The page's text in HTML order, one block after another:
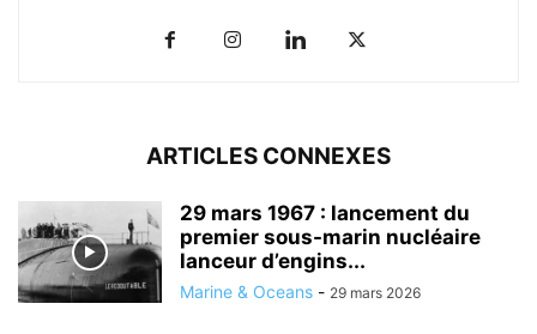
ARTICLES CONNEXES
29 mars 1967 : lancement du
premier sous-marin nucléaire
lanceur d’engins...
Marine & Oceans - 29 mars 2026